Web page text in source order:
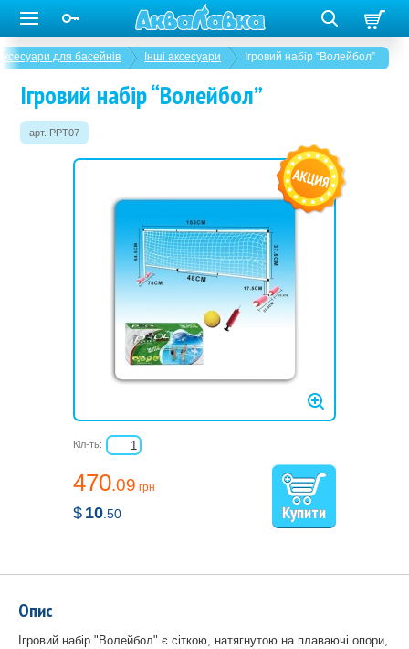
для басейнів Інші аксесуари Ігровий набір “Волейбол”
Ігровий набір “Волейбол”
арт. PPT07
470.09 грн
$ 10 .50
Кіл-ть:
Опис
Ігровий набір "Волейбол" є сіткою, натягнутою на плаваючі опори,